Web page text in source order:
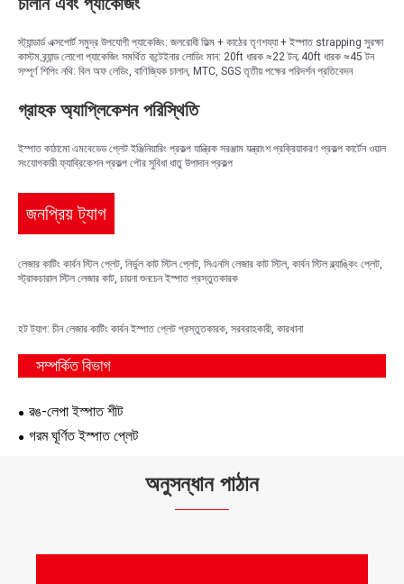
স্ট্যান্ডার্ড এক্সপোর্ট সমুদ্র উপযোগী প্যাকেজিং: জলরোধী ফিল্ম + কাঠের তৃণশয্যা + ইস্পাত strapping সুরক্ষা
কাস্টম ব্র্যান্ড লোগো প্যাকেজিং সমর্থিত কন্টেইনার লোডিং মান: 20ft ধারক ≈22 টন; 40ft ধারক ≈45 টন
সম্পূর্ণ শিপিং নথি: বিল অফ লেডিং, বাণিজ্যিক চালান, MTC, SGS তৃতীয় পক্ষের পরিদর্শন প্রতিবেদন
গ্রাহক অ্যাপ্লিকেশন পরিস্থিতি
ইস্পাত কাঠামো এমবেডেড প্লেট ইঞ্জিনিয়ারিং প্রকল্প যান্ত্রিক সরঞ্জাম যন্ত্রাংশ প্রক্রিয়াকরণ প্রকল্প কার্টেন ওয়াল
সংযোগকারী ফ্যাব্রিকেশন প্রকল্প পৌর সুবিধা ধাতু উপাদান প্রকল্প
জনপ্রিয় ট্যাগ
লেজার কাটিং কার্বন স্টিল প্লেট, নির্ভুল কাট স্টিল প্লেট, সিএনসি লেজার কাট স্টিল, কার্বন স্টিল ব্ল্যাঙ্কিং প্লেট,
স্ট্রাকচারাল স্টিল লেজার কাট, চায়না শুনচেন ইস্পাত প্রস্তুতকারক
হট ট্যাগ: চীন লেজার কাটিং কার্বন ইস্পাত প্লেট প্রস্তুতকারক, সরবরাহকারী, কারখানা
সম্পর্কিত বিভাগ
রঙ-লেপা ইস্পাত শীট
গরম ঘূর্ণিত ইস্পাত প্লেট
অনুসন্ধান পাঠান